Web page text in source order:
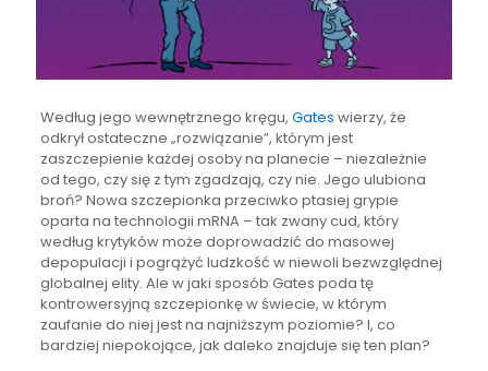
Według jego wewnętrznego kręgu, Gates wierzy, że
odkrył ostateczne „rozwiązanie”, którym jest
zaszczepienie każdej osoby na planecie – niezależnie
od tego, czy się z tym zgadzają, czy nie. Jego ulubiona
broń? Nowa szczepionka przeciwko ptasiej grypie
oparta na technologii mRNA – tak zwany cud, który
według krytyków może doprowadzić do masowej
depopulacji i pogrążyć ludzkość w niewoli bezwzględnej
globalnej elity. Ale w jaki sposób Gates poda tę
kontrowersyjną szczepionkę w świecie, w którym
zaufanie do niej jest na najniższym poziomie? I, co
bardziej niepokojące, jak daleko znajduje się ten plan?